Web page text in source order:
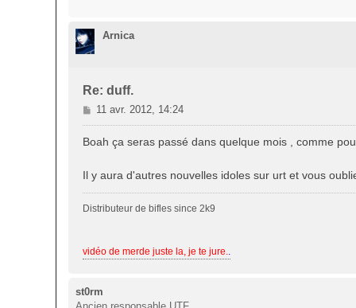
e
Arnica
Re: duff.
M
e
g
e
11 avr. 2012, 14:24
Boah ça seras passé dans quelque mois , comme
Il y aura d'autres nouvelles idoles sur urt et vous
Distributeur de bifles since 2k9
vidéo de merde juste la, je te jure..
st0rm